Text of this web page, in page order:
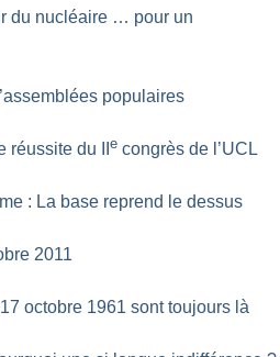
du nucléaire … pour un
populaires
réussite du IIe congrès de l’UCL
: La base reprend le dessus
2011
octobre 1961 sont toujours là